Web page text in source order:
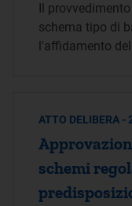
Il
schema tipo di
l'affidamento
ATTO DELIBERA
schemi